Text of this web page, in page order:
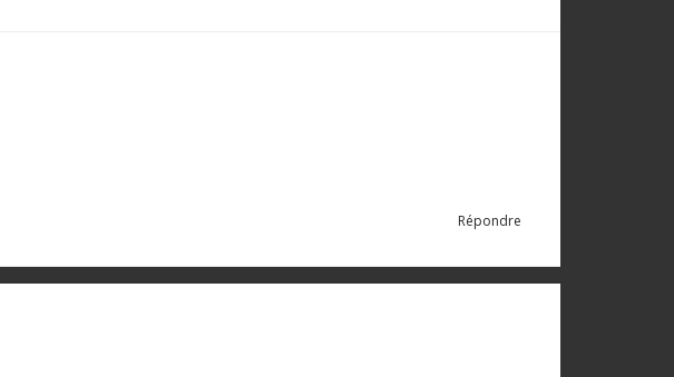
Répondre